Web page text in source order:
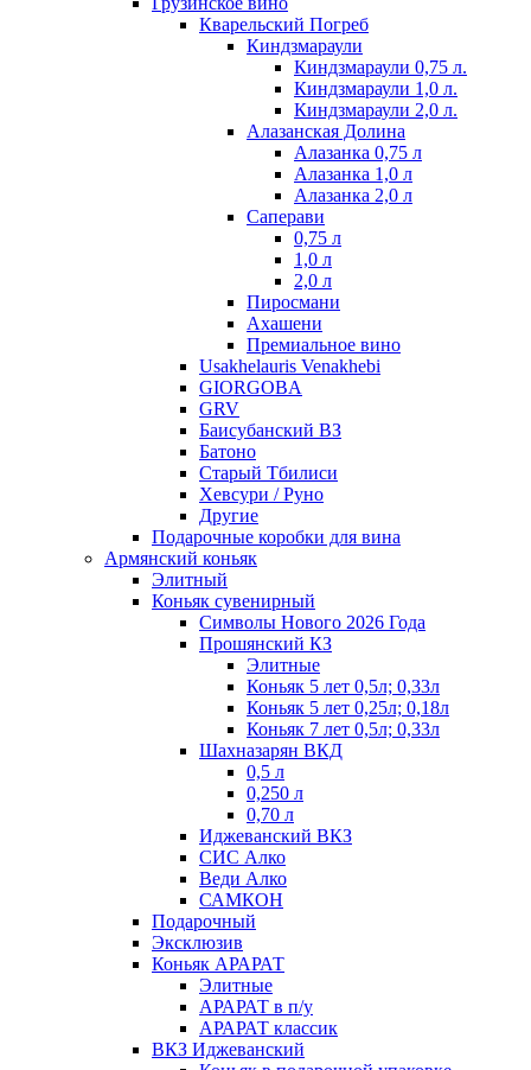
Кварельский Погреб
Киндзмараули
Киндзмараули 0,75 л.
Киндзмараули 1,0 л.
Киндзмараули 2,0 л.
Алазанская Долина
Алазанка 0,75 л
Алазанка 1,0 л
Алазанка 2,0 л
Саперави
0,75 л
1,0 л
2,0 л
Пиросмани
Ахашени
Премиальное вино
Usakhelauris Venakhebi
GIORGOBA
GRV
Баисубанский ВЗ
Батоно
Старый Тбилиси
Хевсури / Руно
Другие
Подарочные коробки для вина
Армянский коньяк
Элитный
Коньяк сувенирный
Символы Нового 2026 Года
Прошянский КЗ
Элитные
Коньяк 5 лет 0,5л; 0,33л
Коньяк 5 лет 0,25л; 0,18л
Коньяк 7 лет 0,5л; 0,33л
Шахназарян ВКД
0,5 л
0,250 л
0,70 л
Иджеванский ВКЗ
СИС Алко
Веди Алко
САМКОН
Подарочный
Эксклюзив
Коньяк АРАРАТ
Элитные
АРАРАТ в п/у
АРАРАТ классик
ВКЗ Иджеванский